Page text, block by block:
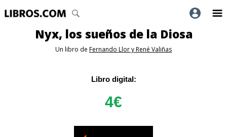
Nyx, los sueños de la Diosa
Un libro de Fernando Llor y René Valiñas
Libro digital:
4€